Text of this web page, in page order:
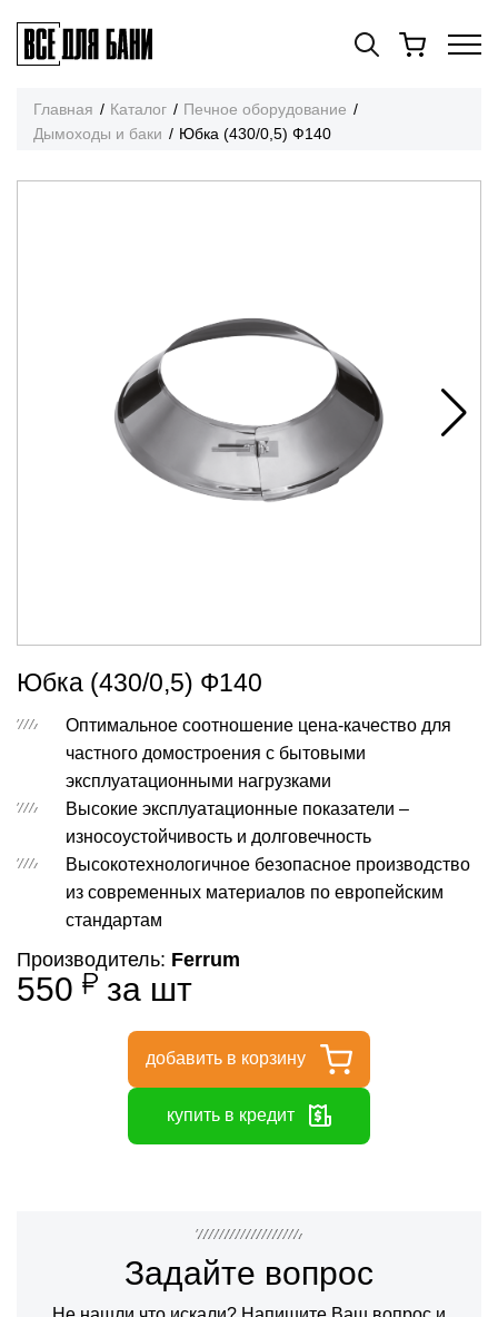
Главная Каталог
Печное оборудование
Дымоходы и баки
Юбка (430/0,5) Ф140
Юбка (430/0,5) Ф140
Оптимальное соотношение цена-качество для
частного домостроения с бытовыми
эксплуатационными нагрузками
Высокие эксплуатационные показатели –
износоустойчивость и долговечность
Высокотехнологичное безопасное производство
из современных материалов по европейским
стандартам
Производитель: Ferrum
550 за шт
добавить в корзину
купить в кредит
Задайте вопрос